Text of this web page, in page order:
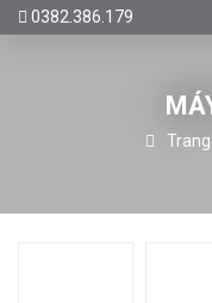
0382.386.179